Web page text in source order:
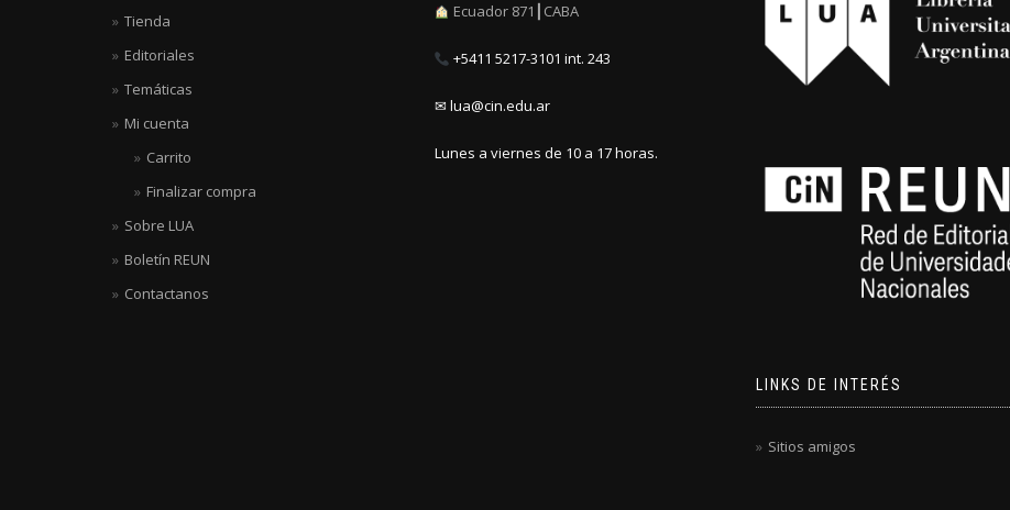
Tienda
Editoriales
Temáticas
Mi cuenta
Carrito
Finalizar compra
Sobre LUA
Boletín REUN
Contactanos
Ecuador 871┃CABA
+5411 5217-3101 int. 243
✉ lua@cin.edu.ar
Lunes a viernes de 10 a 17 horas.
LINKS DE INTERÉS
Sitios amigos